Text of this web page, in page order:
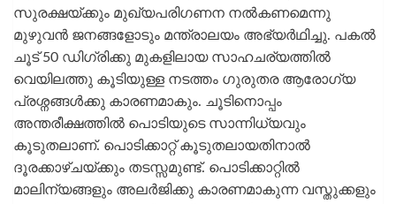
സുരക്ഷയ്ക്കും മുഖ്യപരിഗണന നൽകണമെന്നു
മുഴുവൻ ജനങ്ങളോടും മന്ത്രാലയം അഭ്യർഥിച്ചു. പകൽ
ചൂട് 50 ഡിഗ്രിക്കു മുകളിലായ സാഹചര്യത്തിൽ
വെയിലത്തു കൂടിയുള്ള നടത്തം ഗുരുതര ആരോഗ്യ
പ്രശ്നങ്ങൾക്കു കാരണമാകും. ചൂടിനൊപ്പം
അന്തരീക്ഷത്തിൽ പൊടിയുടെ സാന്നിധ്യവും
കൂടുതലാണ്. പൊടിക്കാറ്റ് കൂടുതലായതിനാൽ
ദൂരക്കാഴ്ചയ്ക്കും തടസ്സമുണ്ട്. പൊടിക്കാറ്റിൽ
മാലിന്യങ്ങളും അലർജിക്കു കാരണമാകുന്ന വസ്തുക്കളും